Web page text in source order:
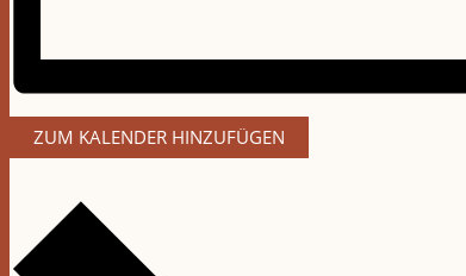
ZUM KALENDER HINZUFÜGEN